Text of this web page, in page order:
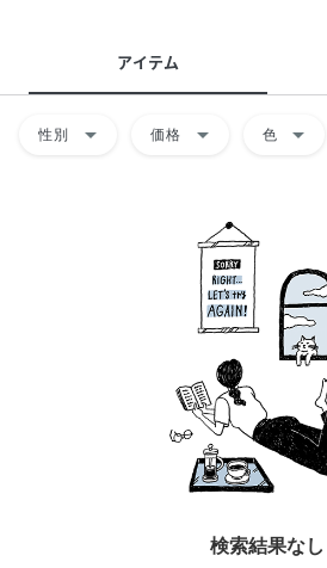
アイテム
性別 arrow_drop_down 価格 arrow_drop_down 色 arrow_drop_down
検索結果なし